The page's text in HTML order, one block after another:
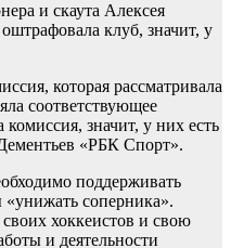
и скаута Алексея
клуб, значит, у
которая рассматривала
соответствующее
значит, у них есть
«РБК Спорт».
поддерживать
соперника».
хоккеистов и свою
и деятельности